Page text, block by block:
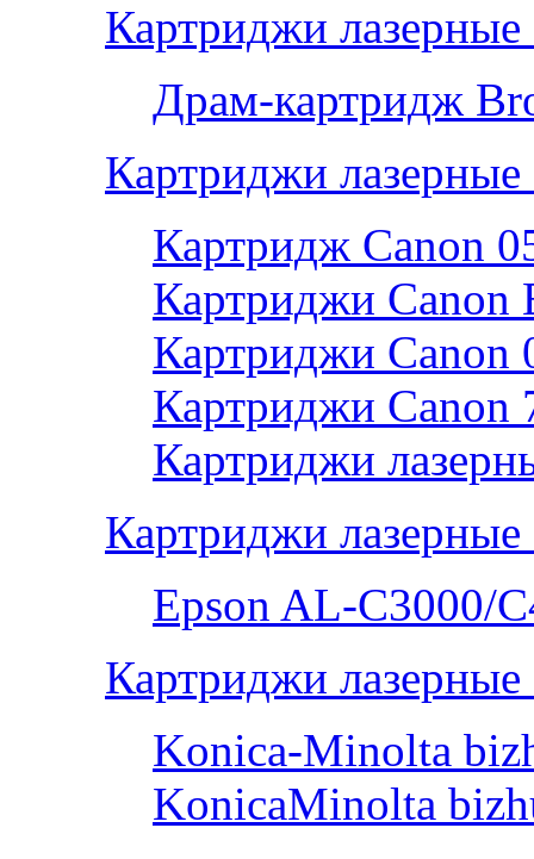
Картриджи
Драм-картридж
Картриджи лазерные
Картридж Canon
Картриджи Canon
Картриджи Canon
Картриджи Canon
Картриджи
Картриджи лазерные
Epson AL-С3000/
Картриджи
Konica-Minolta
KonicaMinolta